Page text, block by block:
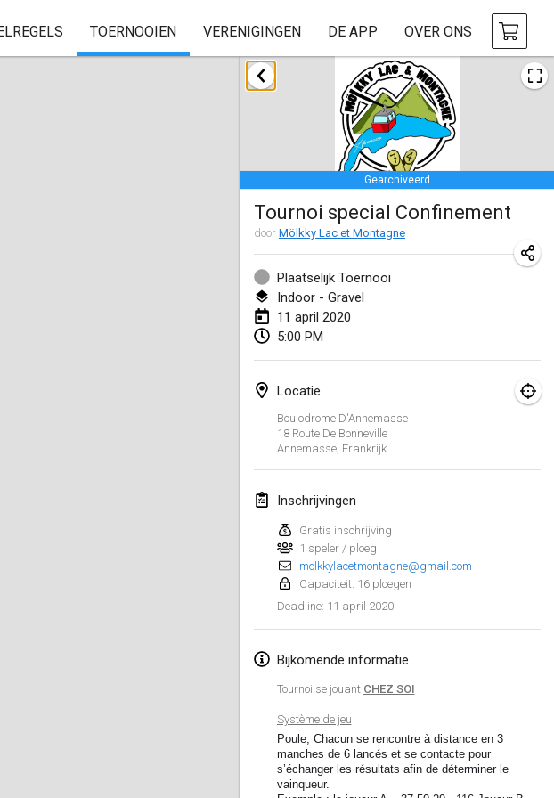
TOERNOOIEN VERENIGINGEN DE APP OVER ONS
Gearchiveerd
Tournoi special Confinement
door Mölkky Lac et Montagne
Plaatselijk Toernooi
Indoor - Gravel
11 april 2020
5:00 PM
Locatie
Boulodrome D'Annemasse
18 Route De Bonneville
Annemasse, Frankrijk
Inschrijvingen
Gratis inschrijving
1 speler / ploeg
molkkylacetmontagne@gmail.com
Capaciteit: 16 ploegen
Deadline: 11 april 2020
Bijkomende informatie
Tournoi se jouant CHEZ SOI
Système de jeu
Poule, Chacun se rencontre à distance en 3
manches de 6 lancés et se contacte pour
s’échanger les résultats afin de déterminer le
vainqueur.
januari 2020
New Year's Throw Mölkky
1 jan. 2020|Tsjechië
Tournoi Mixte ASPTTOM
11 jan. 2020|Frankrijk
Morukku tama League
12 jan. 2020|Japan
Ystävyysturnaus
18 jan. 2020
19 jan. 2020
Tournoi d'Hiver
25 jan. 2020|Frankrijk
februari 2020
Open de l'Ourse
Möl'Krêpes
Liekki Cup
1 feb. 2020|Finland